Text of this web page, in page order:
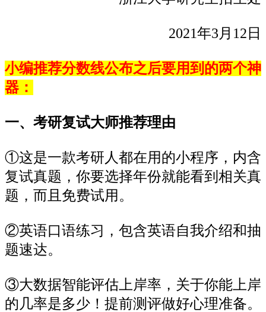
2021年3月12日
小编推荐分数线公布之后要用到的两个神
器：
一、考研复试大师推荐理由
①这是一款考研人都在用的小程序，内含
复试真题，你要选择年份就能看到相关真
题，而且免费试用。
②英语口语练习，包含英语自我介绍和抽
题速达。
③大数据智能评估上岸率，关于你能上岸
的几率是多少！提前测评做好心理准备。